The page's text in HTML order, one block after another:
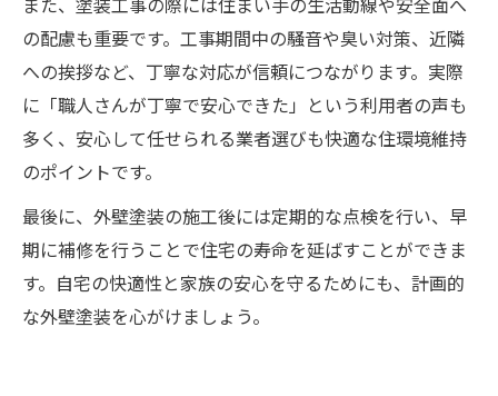
の配慮も重要です。工事期間中の騒音や臭い対策、近隣
への挨拶など、丁寧な対応が信頼につながります。実際
に「職人さんが丁寧で安心できた」という利用者の声も
多く、安心して任せられる業者選びも快適な住環境維持
のポイントです。
最後に、外壁塗装の施工後には定期的な点検を行い、早
期に補修を行うことで住宅の寿命を延ばすことができま
す。自宅の快適性と家族の安心を守るためにも、計画的
な外壁塗装を心がけましょう。